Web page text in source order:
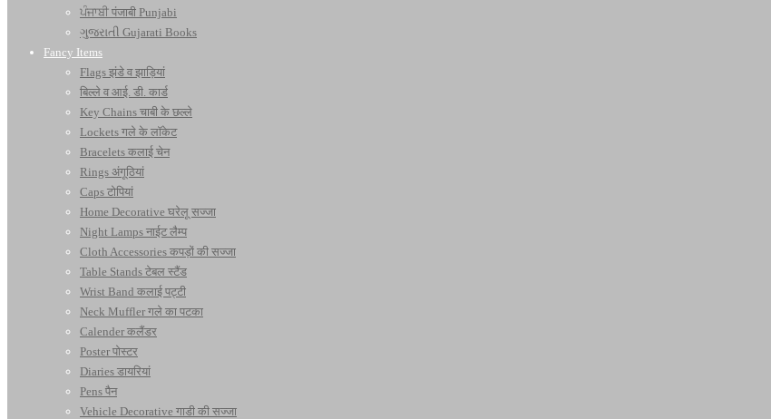
ਪੰਜਾਬੀ पंजाबी Punjabi
ગુજરાતી Gujarati Books
Fancy Items
Flags झंडे व झाड़ियां
बिल्ले व आई. डी. कार्ड
Key Chains चाबी के छल्ले
Lockets गले के लॉकेट
Bracelets कलाई चेन
Rings अंगूठियां
Caps टोपियां
Home Decorative घरेलू सज्जा
Night Lamps नाईट लैम्प
Cloth Accessories कपड़ों की सज्जा
Table Stands टेबल स्टैंड
Wrist Band कलाई पट्टी
Neck Muffler गले का पटका
Calender कलैंडर
Poster पोस्टर
Diaries डायरियां
Pens पैन
Vehicle Decorative गाडी की सज्जा